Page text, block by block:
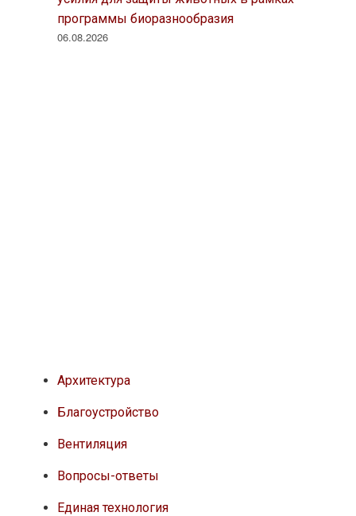
программы биоразнообразия
06.08.2026
Архитектура
Благоустройство
Вентиляция
Вопросы-ответы
Единая технология